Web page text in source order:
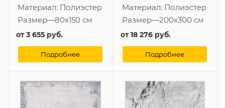
Материал: Полиэстер
Размер—80x150 см
от3 655 руб.
Подробнее
Материал: Полиэстер
Размер—200x300 см
от18 276 руб.
Подробнее